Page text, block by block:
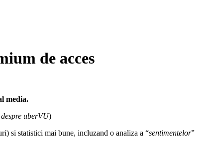
de acces
media.
uberVU)
si statistici mai bune, incluzand o analiza a “sentimentelor”